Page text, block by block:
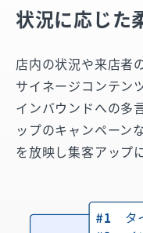
状況に応じた
店内の状況や来店者
サイネージコンテン
インバウンドへの多
ップのキャンペーン
を放映し集客アップ